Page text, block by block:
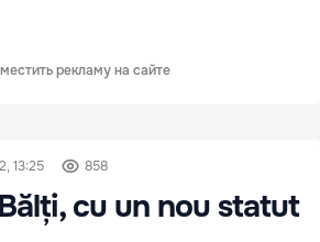
рекламу на сайте
13:25 858
cu un nou statut